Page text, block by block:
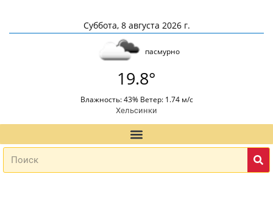
Суббота, 8 августа 2026 г.
пасмурно
19.8°
Влажность: 43% Ветер: 1.74 м/с
Хельсинки